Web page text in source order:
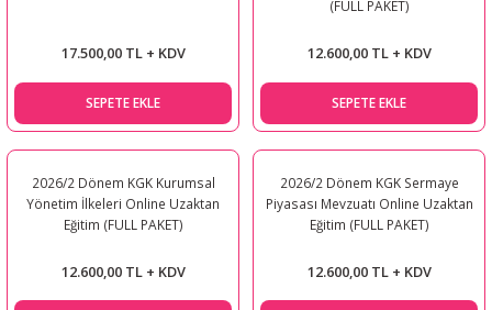
17.500,00 TL + KDV
SEPETE EKLE
(FULL PAKET)
12.600,00 TL + KDV
SEPETE EKLE
2026/2 Dönem KGK Kurumsal
Yönetim İlkeleri Online Uzaktan
Eğitim (FULL PAKET)
12.600,00 TL + KDV
2026/2 Dönem KGK Sermaye
Piyasası Mevzuatı Online Uzaktan
Eğitim (FULL PAKET)
12.600,00 TL + KDV